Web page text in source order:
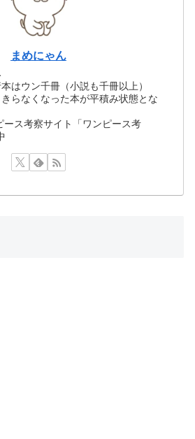
まめにゃん
はウン千冊（小説も千冊以上）
らなくなった本が平積み状態とな
ース考察サイト「ワンピース考